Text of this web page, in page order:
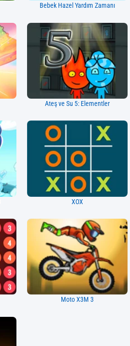
Bebek Hazel Yardım Zamanı
Ateş ve Su 5: Elementler
XOX
Moto X3M 3